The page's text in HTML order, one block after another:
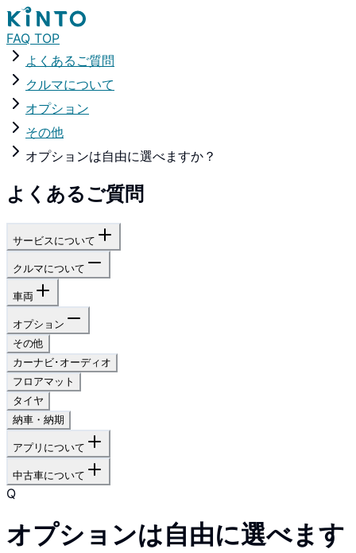
FAQ TOP
よくあるご質問
クルマについて
オプション
その他
オプションは自由に選べますか？
よくあるご質問
サービスについて
クルマについて
車両
オプション
その他
カーナビ･オーディオ
フロアマット
タイヤ
納車・納期
アプリについて
中古車について
Q
オプションは自由に選べます